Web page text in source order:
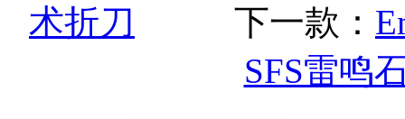
术折刀
下一款：
SFS雷鸣